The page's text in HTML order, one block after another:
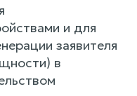
и для
заявителя
в